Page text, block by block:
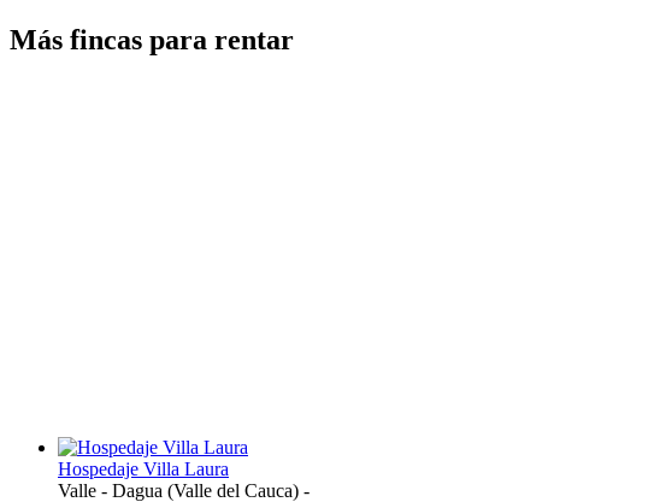
Más fincas para rentar
Hospedaje Villa Laura
Valle - Dagua (Valle del Cauca) -